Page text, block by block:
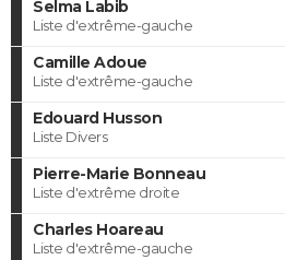
Selma Labib
Liste d'extrême-gauche
Camille Adoue
Liste d'extrême-gauche
Edouard Husson
Liste Divers
Pierre-Marie Bonneau
Liste d'extrême droite
Charles Hoareau
Liste d'extrême-gauche